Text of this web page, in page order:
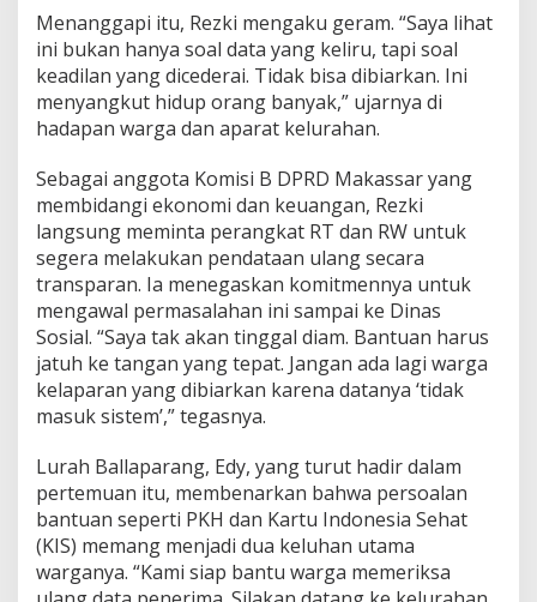
a
r
R
e
z
k
Menanggapi itu, Rezki mengaku geram. “Saya lihat
ini bukan hanya soal data yang keliru, tapi soal
keadilan yang dicederai. Tidak bisa dibiarkan. Ini
menyangkut hidup orang banyak,” ujarnya di
hadapan warga dan aparat kelurahan.
Sebagai anggota Komisi B DPRD Makassar yang
membidangi ekonomi dan keuangan, Rezki
langsung meminta perangkat RT dan RW untuk
segera melakukan pendataan ulang secara
transparan. Ia menegaskan komitmennya untuk
mengawal permasalahan ini sampai ke Dinas
Sosial. “Saya tak akan tinggal diam. Bantuan harus
jatuh ke tangan yang tepat. Jangan ada lagi warga
kelaparan yang dibiarkan karena datanya ‘tidak
masuk sistem’,” tegasnya.
Lurah Ballaparang, Edy, yang turut hadir dalam
pertemuan itu, membenarkan bahwa persoalan
bantuan seperti PKH dan Kartu Indonesia Sehat
(KIS) memang menjadi dua keluhan utama
warganya. “Kami siap bantu warga memeriksa